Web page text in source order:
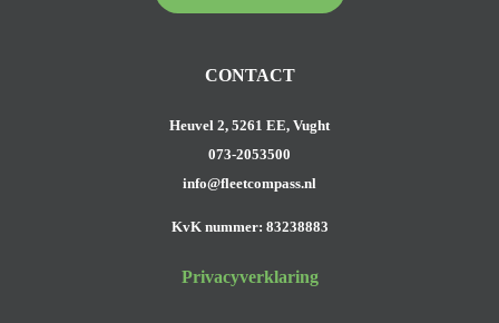
CONTACT
Heuvel 2, 5261 EE, Vught
073-2053500
info@fleetcompass.nl
KvK nummer: 83238883
Privacyverklaring